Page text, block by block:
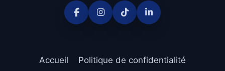
Accueil Politique de confidentialité